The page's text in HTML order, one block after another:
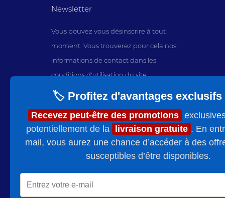
Newsletter
Vous pouvez vous désinscrire à tout
moment. Vous trouverez pour cela nos
informations de contact dans les
conditions d'utilisation du site.
J'accepte les conditions générales
et la politique de confidentialité
🏷️ Profitez d'avantages
Recevez peut-être des promotions
potentiellement de la
livraison gratuite . En
mail, vous aurez une chance d’accéder à des
susceptibles d’être disponibles.